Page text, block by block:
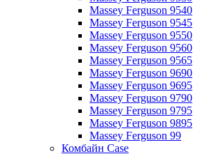
Massey Ferguson 9540
Massey Ferguson 9545
Massey Ferguson 9550
Massey Ferguson 9560
Massey Ferguson 9565
Massey Ferguson 9690
Massey Ferguson 9695
Massey Ferguson 9790
Massey Ferguson 9795
Massey Ferguson 9895
Massey Ferguson 99
Комбайн Case